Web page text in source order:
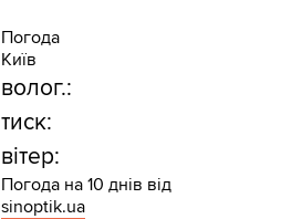
Погода
Київ
волог.:
тиск:
вітер:
Погода на 10 днів від
sinoptik.ua